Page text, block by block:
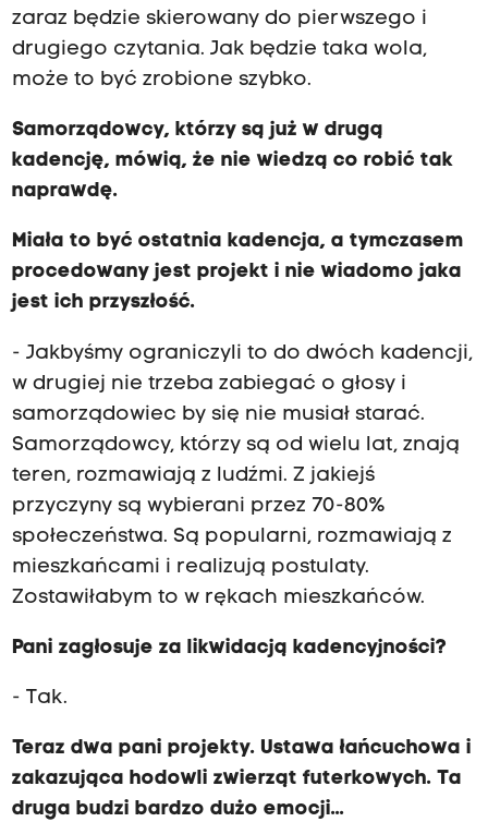
zaraz będzie skierowany do pierwszego i
drugiego czytania. Jak będzie taka wola,
może to być zrobione szybko.
Samorządowcy, którzy są już w drugą
kadencję, mówią, że nie wiedzą co robić tak
naprawdę.
Miała to być ostatnia kadencja, a tymczasem
procedowany jest projekt i nie wiadomo jaka
jest ich przyszłość.
- Jakbyśmy ograniczyli to do dwóch kadencji,
w drugiej nie trzeba zabiegać o głosy i
samorządowiec by się nie musiał starać.
Samorządowcy, którzy są od wielu lat, znają
teren, rozmawiają z ludźmi. Z jakiejś
przyczyny są wybierani przez 70-80%
społeczeństwa. Są popularni, rozmawiają z
mieszkańcami i realizują postulaty.
Zostawiłabym to w rękach mieszkańców.
Pani zagłosuje za likwidacją kadencyjności?
- Tak.
Teraz dwa pani projekty. Ustawa łańcuchowa i
zakazująca hodowli zwierząt futerkowych. Ta
druga budzi bardzo dużo emocji...